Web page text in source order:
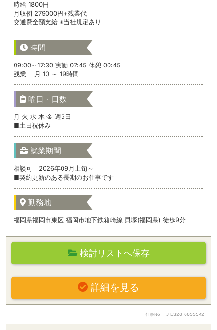
時給 1800円
月収例 279000円+残業代
交通費全額支給 ※当社規定あり
時間
09:00～17:30 実働 07:45 休憩 00:45
残業 月 10 ～ 19時間
曜日・日数
月 火 水 木 金 週5日
■土日祝休み
就業期間
相談可 2026年09月上旬～
■契約更新のある長期のお仕事です
勤務地
福岡県福岡市東区 福岡市地下鉄箱崎線 貝塚(福岡県) 徒歩9分
検討リストへ保存
詳細を見る
仕事No J-ES26-0633542